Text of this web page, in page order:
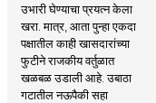
उभारी घेण्याचा प्रयत्न केला
खरा. मात्र, आता पुन्हा एकदा
पक्षातील काही खासदारांच्या
फुटीने राजकीय वर्तुळात
खळबळ उडाली आहे. उबाठा
गटातील नऊपैकी सहा